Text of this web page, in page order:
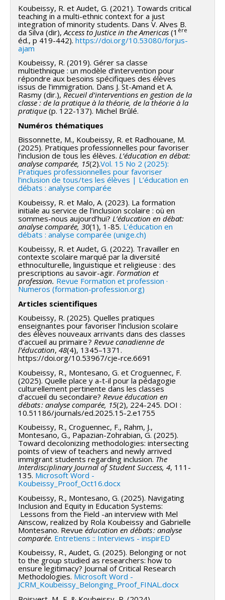
Amamou, Florent Biao,David Bezeau,Mélissa
Bissonnette ,Josiane Caron,Emmanuelle Doré
Nancy Goyette,Olivier Lemieux,Anne Nadeau,
Christophe Point,Catherine Simard,Émilie Tremblay-
Emmanuelle Soucy,Dominic Voyer,Frédéric
Deschenaux,Alexandre Buysse,Andrée Lessard
Philippe Chaubet,Lakhal Sawsen,Soulemane Barry
Adolfo Agundez-Rodriguez,Tanya Chichekian , Sylvie
Sources de financement :FRQSC/Fonds de recherche
du Québec - Société et culture (FQRSC)
Programmes de subvention :PV129894-(RG)
Programme Regroupements stratégiques
Koubeissy, R. et Audet, G. (2021). Towards critical
teaching in a multi-ethnic context for a just
integration of minority students. Dans V. Alves B.
da Silva (dir), Access to Justice in the Americas (1 ère
éd., p 419-442). https://doi.org/10.53080/forjus-
ajam
Koubeissy, R. (2019). Gérer sa classe
multiethnique : un modèle d’intervention pour
répondre aux besoins spécifiques des élèves
issus de l’immigration. Dans J. St-Amand et A.
Rasmy (dir.), Recueil d’interventions en gestion de la
classe : de la pratique à la théorie, de la théorie à la
pratique (p. 122-137). Michel Brûlé.
Numéros thématiques
Bissonnette, M., Koubeissy, R. et Radhouane, M.
(2025). Pratiques professionnelles pour favoriser
l’inclusion de tous les élèves. L’éducation en débat:
analyse comparée, 15(2).Vol. 15 No 2 (2025):
Pratiques professionnelles pour favoriser
l’inclusion de tous/tes les élèves | L’éducation en
débats : analyse comparée
Koubeissy, R. et Malo, A. (2023). La formation
initiale au service de l’inclusion scolaire : où en
sommes-nous aujourd’hui? L’éducation en débat:
analyse comparée, 30(1), 1-85. L’éducation en
débats : analyse comparée (unige.ch)
Koubeissy, R. et Audet, G. (2022). Travailler en
contexte scolaire marqué par la diversité
ethnoculturelle, linguistique et religieuse : des
prescriptions au savoir-agir. Formation et
profession. Revue Formation et profession ·
Numeros (formation-profession.org)
Articles scientifiques
Koubeissy, R. (2025). Quelles pratiques
enseignantes pour favoriser l’inclusion scolaire
des élèves nouveaux arrivants dans des classes
d’accueil au primaire ? Revue canadienne de
l’éducation, 48(4), 1345–1371.
https://doi.org/10.53967/cje-rce.6691
Koubeissy, R., Montesano, G. et Croguennec, F.
(2025). Quelle place y a-t-il pour la pédagogie
culturellement pertinente dans les classes
d’accueil du secondaire? Revue éducation en
débats : analyse comparée, 15(2), 224-245. DOI :
10.51186/journals/ed.2025.15-2.e1755
Koubeissy, R., Croguennec, F., Rahm, J.,
Montesano, G., Papazian-Zohrabian, G. (2025).
Toward decolonizing methodologies: intersecting
points of view of teachers and newly arrived
immigrant students regarding inclusion. The
Interdisciplinary Journal of Student Success, 4, 111-
135. Microsoft Word -
Koubeissy_Proof_Oct16.docx
Koubeissy, R., Montesano, G. (2025). Navigating
Inclusion and Equity in Education Systems:
Lessons from the Field -an interview with Mel
Ainscow, realized by Rola Koubeissy and Gabrielle
Montesano. Revueéducation en débats : analyse
comparée. Entretiens :: Interviews - inspirED
Koubeissy, R., Audet, G. (2025). Belonging or not
to the group studied as researchers: how to
ensure legitimacy? Journal of Critical Research
Methodologies. Microsoft Word -
JCRM_Koubeissy_Belonging_Proof_FINAL.docx